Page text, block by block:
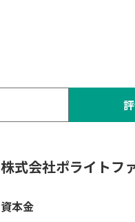
株式会社ポライトフ
資本金